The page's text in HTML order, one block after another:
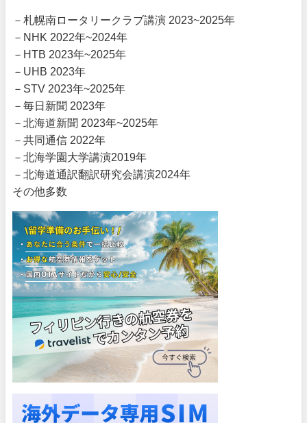
－札幌南ロータリークラブ講演 2023~2025年
－NHK 2022年~2024年
－HTB 2023年~2025年
－UHB 2023年
－STV 2023年~2025年
－毎日新聞 2023年
－北海道新聞 2023年~2025年
－共同通信 2022年
－北海学園大学講演2019年
－北海道通訳翻訳研究会講演2024年
その他多数